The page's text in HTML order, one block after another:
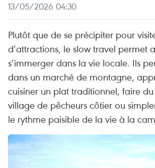
13/05/2026 04:30
Plutôt que de se précipiter pour
d’attractions, le slow travel permet
s’immerger dans la vie locale. Ils
dans un marché de montagne,
cuisiner un plat traditionnel, faire
village de pêcheurs côtier ou
le rythme paisible de la vie à la